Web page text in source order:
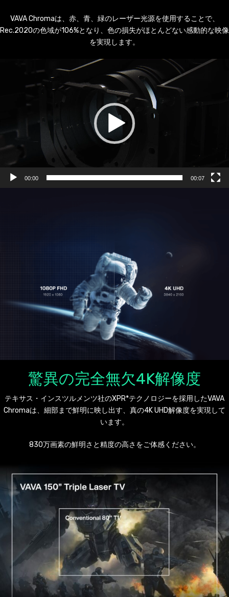
VAVA Chromaは、赤、青、緑のレーザー光源を使用することで、
Rec.2020の色域が106%となり、色の損失がほとんどない感動的な映像
を実現します。
00:00 00:07
驚異の完全無欠4K解像度
テキサス・インスツルメンツ社のXPR*テクノロジーを採用したVAVA
Chromaは、細部まで鮮明に映し出す、真の4K UHD解像度を実現して
います。
830万画素の鮮明さと精度の高さをご体感ください。